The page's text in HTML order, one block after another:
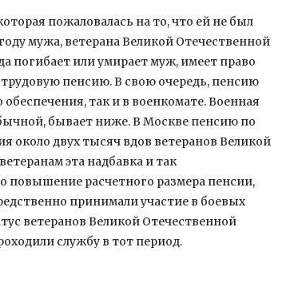
пожаловалась на то, что ей не был
мужа, ветерана Великой Отечественной
погибает или умирает муж, имеет право
пенсию. В свою очередь, пенсию
так и в военкомате. Военная
бывает ниже. В Москве пенсию по
около двух тысяч вдов ветеранов Великой
эта надбавка и так
повышение расчетного размера пенсии,
принимали участие в боевых
ветеранов Великой Отечественной
службу в тот период.